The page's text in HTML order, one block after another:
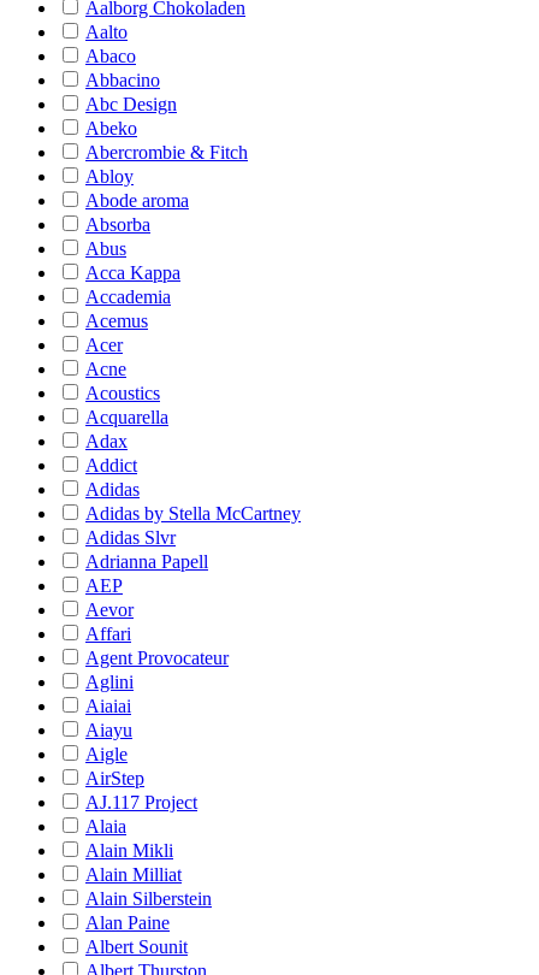
Aalborg Chokoladen
Aalto
Abaco
Abbacino
Abc Design
Abeko
Abercrombie & Fitch
Abloy
Abode aroma
Absorba
Abus
Acca Kappa
Accademia
Acemus
Acer
Acne
Acoustics
Acquarella
Adax
Addict
Adidas
Adidas by Stella McCartney
Adidas Slvr
Adrianna Papell
AEP
Aevor
Affari
Agent Provocateur
Aglini
Aiaiai
Aiayu
Aigle
AirStep
AJ.117 Project
Alaia
Alain Mikli
Alain Milliat
Alain Silberstein
Alan Paine
Albert Sounit
Albert Thurston